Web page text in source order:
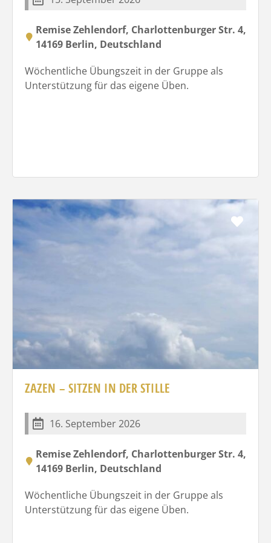
Remise Zehlendorf, Charlottenburger Str. 4,
14169 Berlin, Deutschland
Wöchentliche Übungszeit in der Gruppe als
Unterstützung für das eigene Üben.
ZAZEN – SITZEN IN DER STILLE
16. September 2026
Remise Zehlendorf, Charlottenburger Str. 4,
14169 Berlin, Deutschland
Wöchentliche Übungszeit in der Gruppe als
Unterstützung für das eigene Üben.